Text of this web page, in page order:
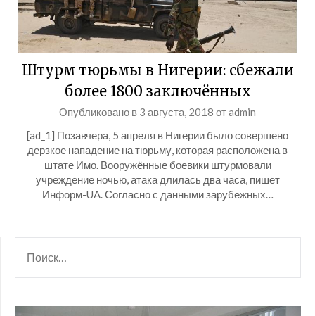
Штурм тюрьмы в Нигерии: сбежали
более 1800 заключённых
Опубликовано в 3 августа, 2018 отadmin
[ad_1] Позавчера, 5 апреля в Нигерии было совершено
дерзкое нападение на тюрьму, которая расположена в
штате Имо. Вооружённые боевики штурмовали
учреждение ночью, атака длилась два часа, пишет
Информ-UA. Согласно с данными зарубежных…